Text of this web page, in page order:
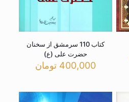
کتاب 110 سرمشق از سخنان
حضرت علی (ع)
400,000 تومان